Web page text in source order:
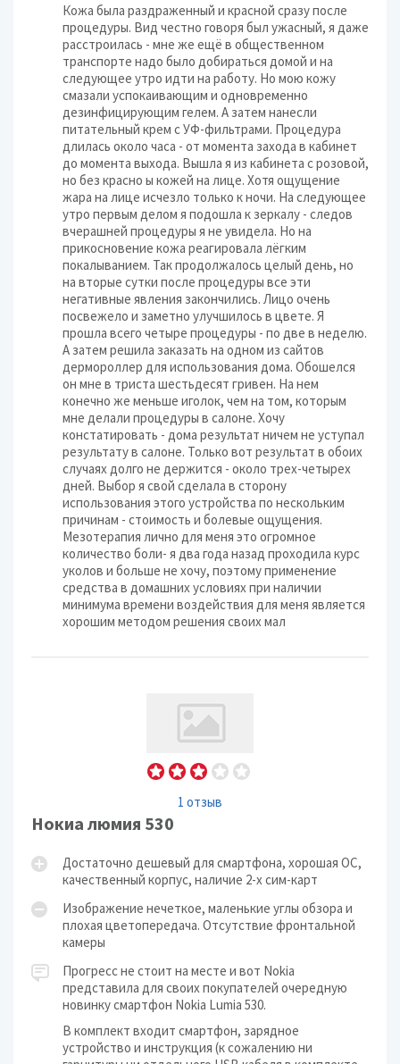
Кожа была раздраженный и красной сразу после
процедуры. Вид честно говоря был ужасный, я даже
расстроилась - мне же ещё в общественном
транспорте надо было добираться домой и на
следующее утро идти на работу. Но мою кожу
смазали успокаивающим и одновременно
дезинфицирующим гелем. А затем нанесли
питательный крем с УФ-фильтрами. Процедура
длилась около часа - от момента захода в кабинет
до момента выхода. Вышла я из кабинета с розовой,
но без красно ы кожей на лице. Хотя ощущение
жара на лице исчезло только к ночи. На следующее
утро первым делом я подошла к зеркалу - следов
вчерашней процедуры я не увидела. Но на
прикосновение кожа реагировала лёгким
покалыванием. Так продолжалось целый день, но
на вторые сутки после процедуры все эти
негативные явления закончились. Лицо очень
посвежело и заметно улучшилось в цвете. Я
прошла всего четыре процедуры - по две в неделю.
А затем решила заказать на одном из сайтов
дермороллер для использования дома. Обошелся
он мне в триста шестьдесят гривен. На нем
конечно же меньше иголок, чем на том, которым
мне делали процедуры в салоне. Хочу
констатировать - дома результат ничем не уступал
результату в салоне. Только вот результат в обоих
случаях долго не держится - около трех-четырех
дней. Выбор я свой сделала в сторону
использования этого устройства по нескольким
причинам - стоимость и болевые ощущения.
Мезотерапия лично для меня это огромное
количество боли- я два года назад проходила курс
уколов и больше не хочу, поэтому применение
средства в домашних условиях при наличии
минимума времени воздействия для меня является
хорошим методом решения своих мал
1 отзыв
Нокиа люмия 530
Достаточно дешевый для смартфона, хорошая ОС,
качественный корпус, наличие 2-х сим-карт
Изображение нечеткое, маленькие углы обзора и
плохая цветопередача. Отсутствие фронтальной
камеры
Прогресс не стоит на месте и вот Nokia
представила для своих покупателей очередную
новинку смартфон Nokia Lumia 530.
В комплект входит смартфон, зарядное
устройство и инструкция (к сожалению ни